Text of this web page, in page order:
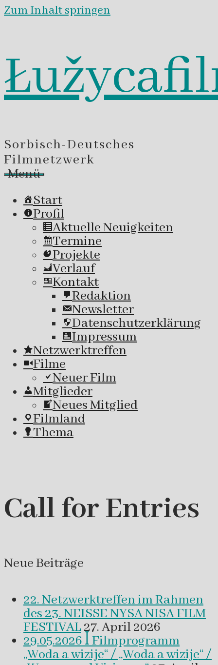
Zum Inhalt springen
Sorbisch-Deutsches
Filmnetzwerk
Menü
Start
Profil
Aktuelle Neuigkeiten
Termine
Projekte
Verlauf
Kontakt
Redaktion
Newsletter
Datenschutzerklärung
Impressum
Netzwerktreffen
Filme
Neuer Film
Mitglieder
Neues Mitglied
Filmland
Thema
Call for Entries
Neue Beiträge
22. Netzwerktreffen im Rahmen
des 23. NEISSE NYSA NISA FILM
FESTIVAL27. April 2026
29.05.2026 ꟾ Filmprogramm
„Woda a wizije“ / „Woda a wizije“ /